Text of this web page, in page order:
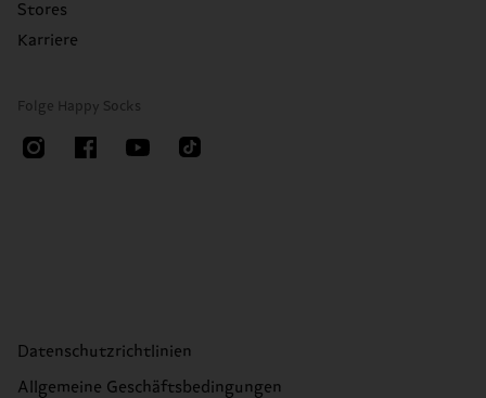
Stores
Karriere
Folge Happy Socks
Datenschutzrichtlinien
Allgemeine Geschäftsbedingungen